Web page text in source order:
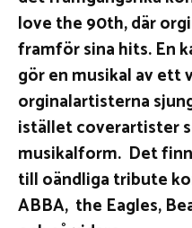
love the 90th, där
framför sina hits. En
gör en musikal av ett
orginalartisterna
istället coverartister
musikalform. Det
till oändliga tribute
ABBA, the Eagles,